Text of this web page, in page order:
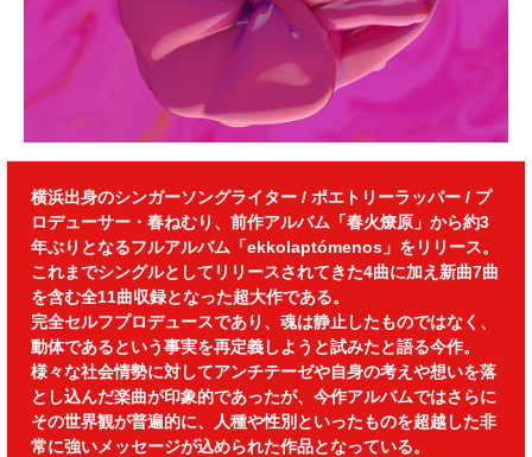
横浜出身のシンガーソングライター / ポエトリーラッパー / プ
ロデューサー・春ねむり、前作アルバム「春火燎原」から約3
年ぶりとなるフルアルバム「ekkolaptómenos」をリリース。
これまでシングルとしてリリースされてきた4曲に加え新曲7曲
を含む全11曲収録となった超大作である。
完全セルフプロデュースであり、魂は静止したものではなく、
動体であるという事実を再定義しようと試みたと語る今作。
様々な社会情勢に対してアンチテーゼや自身の考えや想いを落
とし込んだ楽曲が印象的であったが、今作アルバムではさらに
その世界観が普遍的に、人種や性別といったものを超越した非
常に強いメッセージが込められた作品となっている。